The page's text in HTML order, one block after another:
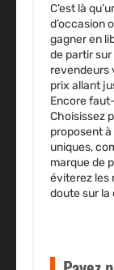
C’est là
d’occasion
gagner en
de partir
revendeurs
prix allant
Encore
Choisissez
proposent
uniques,
marque de
éviterez les
doute sur la